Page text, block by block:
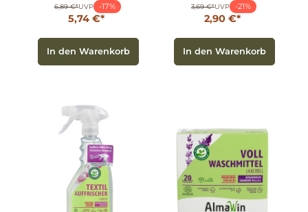
6,89 €*UVP -17%
5,74 €*
In den Warenkorb
3,69 €*UVP -21%
2,90 €*
In den Warenkorb